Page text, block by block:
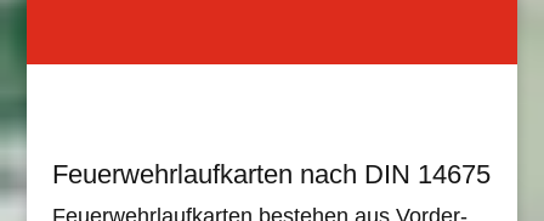
Feuerwehrlaufkarten nach DIN 14675
Feuerwehrlaufkarten bestehen aus Vorder-